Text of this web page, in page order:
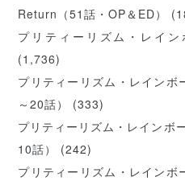
Return（51話・OP＆ED）
プリティーリズム・レイ
(1,736)
プリティーリズム・レイン
～20話）
(333)
プリティーリズム・レインボ
10話）
(242)
プリティーリズム・レイン